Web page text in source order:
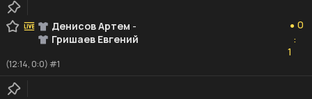
Денисов Артем -
Гришаев Евгений
● 0
:
1
(12:14, 0:0) #1